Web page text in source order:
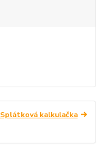
Splátková kalkulačka